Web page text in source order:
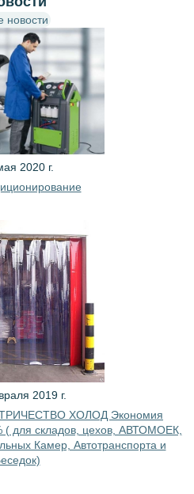
новости
2020 г.
2019 г.
ХОЛОД Экономия
( для складов, цехов, АВТОМОЕК,
Камер, Автотранспорта и